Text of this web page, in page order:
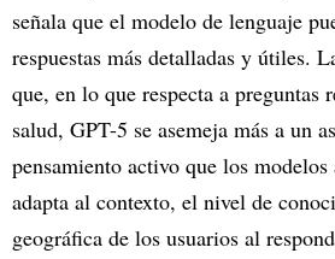
señala que el modelo de lenguaje
respuestas más detalladas y útiles.
que, en lo que respecta a preguntas
salud, GPT-5 se asemeja más a un
pensamiento activo que los modelos
adapta al contexto, el nivel de
geográfica de los usuarios al